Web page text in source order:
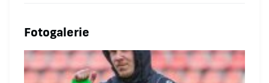
Fotogalerie